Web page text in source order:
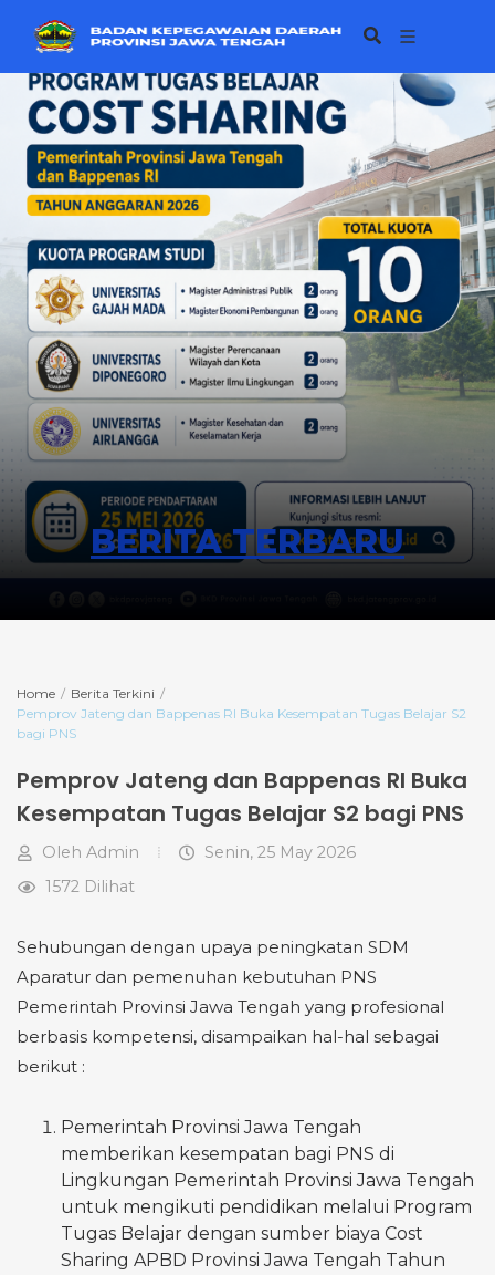
BERITA TERBARU
Home
Berita Terkini
Pemprov Jateng dan Bappenas RI Buka Kesempatan Tugas Belajar S2
bagi PNS
Pemprov Jateng dan Bappenas RI Buka
Kesempatan Tugas Belajar S2 bagi PNS
Oleh Admin
Senin, 25 May 2026
1572 Dilihat
Sehubungan dengan upaya peningkatan SDM
Aparatur dan pemenuhan kebutuhan PNS
Pemerintah Provinsi Jawa Tengah yang profesional
berbasis kompetensi, disampaikan hal-hal sebagai
berikut :
Pemerintah Provinsi Jawa Tengah
memberikan kesempatan bagi PNS di
Lingkungan Pemerintah Provinsi Jawa Tengah
untuk mengikuti pendidikan melalui Program
Tugas Belajar dengan sumber biaya Cost
Sharing APBD Provinsi Jawa Tengah Tahun